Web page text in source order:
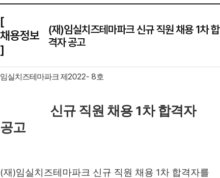
[
채용정보
]
(재)임실치즈테마파크 신규 직원 채용 1차 합
격자 공고
임실치즈테마파크 제 2022- 8호
신규 직원 채용 1차 합격자
공고
(재 )임실치즈테마파크 신규 직원 채용 1차 합격자를